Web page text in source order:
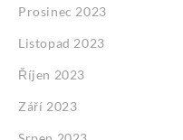
Prosinec 2023
Listopad 2023
Říjen 2023
Září 2023